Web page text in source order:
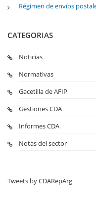
Régimen de envíos
CATEGORIAS
Noticias
Normativas
Gacetilla de AFIP
Gestiones CDA
Informes CDA
Notas del sector
Tweets by CDARepArg